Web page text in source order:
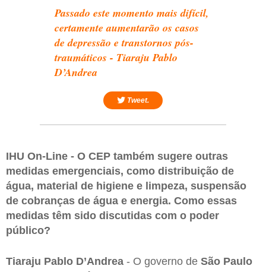
Passado este momento mais difícil,
certamente aumentarão os casos
de depressão e transtornos pós-
traumáticos - Tiaraju Pablo
D’Andrea
Tweet.
IHU On-Line - O CEP também sugere outras
medidas emergenciais, como distribuição de
água, material de higiene e limpeza, suspensão
de cobranças de água e energia. Como essas
medidas têm sido discutidas com o poder
público?
Tiaraju Pablo D’Andrea - O governo de São Paulo